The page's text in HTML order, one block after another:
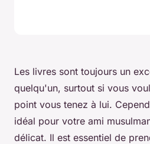
Les livres sont toujours un
quelqu'un, surtout si vous
point vous tenez à lui.
idéal pour votre ami
délicat. Il est essentiel de